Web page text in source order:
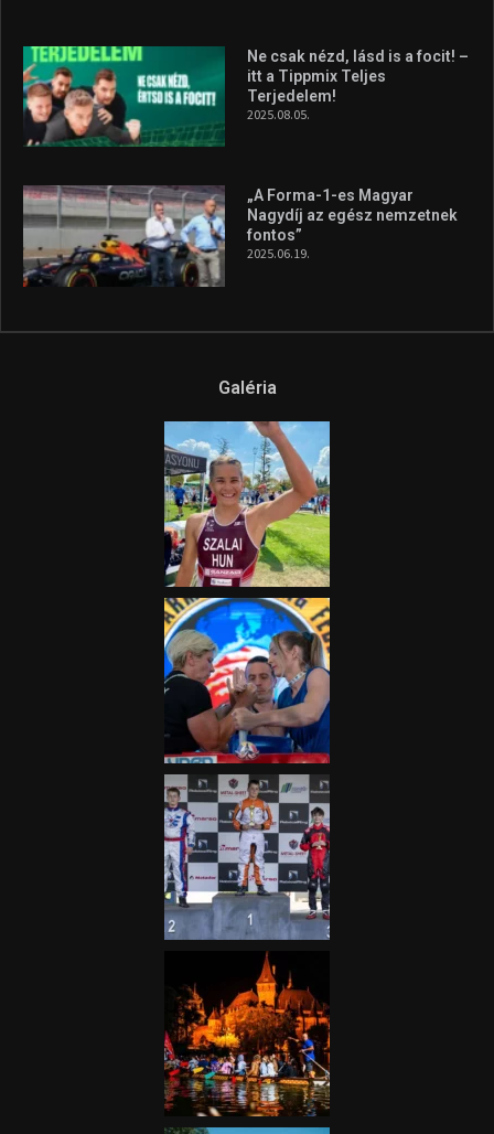
Ne csak nézd, lásd is a focit! –
itt a Tippmix Teljes
Terjedelem!
2025.08.05.
„A Forma-1-es Magyar
Nagydíj az egész nemzetnek
fontos”
2025.06.19.
Galéria